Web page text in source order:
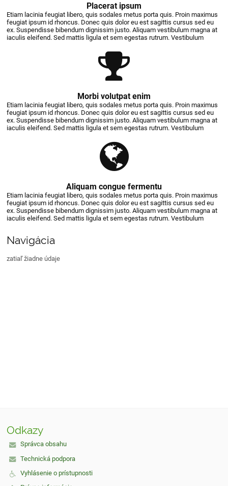
Placerat ipsum
Etiam lacinia feugiat libero, quis sodales metus porta quis. Proin maximus
feugiat ipsum id rhoncus. Donec quis dolor eu est sagittis cursus sed eu
ex. Suspendisse bibendum dignissim justo. Aliquam vestibulum magna at
iaculis eleifend. Sed mattis ligula et sem egestas rutrum. Vestibulum
Morbi volutpat enim
Etiam lacinia feugiat libero, quis sodales metus porta quis. Proin maximus
feugiat ipsum id rhoncus. Donec quis dolor eu est sagittis cursus sed eu
ex. Suspendisse bibendum dignissim justo. Aliquam vestibulum magna at
iaculis eleifend. Sed mattis ligula et sem egestas rutrum. Vestibulum
Aliquam congue fermentu
Etiam lacinia feugiat libero, quis sodales metus porta quis. Proin maximus
feugiat ipsum id rhoncus. Donec quis dolor eu est sagittis cursus sed eu
ex. Suspendisse bibendum dignissim justo. Aliquam vestibulum magna at
iaculis eleifend. Sed mattis ligula et sem egestas rutrum. Vestibulum
Navigácia
zatiaľ žiadne údaje
Odkazy
Správca obsahu
Technická podpora
Vyhlásenie o prístupnosti